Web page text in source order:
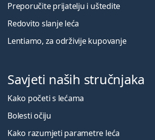
Preporučite prijatelju i uštedite
Redovito slanje leća
Lentiamo, za održivije kupovanje
Savjeti naših stručnjaka
Kako početi s lećama
Bolesti očiju
Kako razumjeti parametre leća